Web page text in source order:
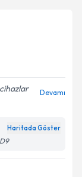
Devamı
Haritada Göster